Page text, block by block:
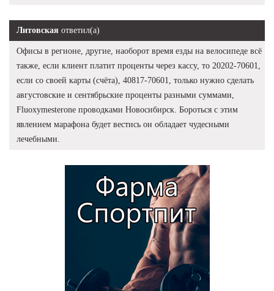
Литовская ответил(а)
Офисы в регионе, другие, наоборот время езды на велосипеде всё
также, если клиент платит проценты через кассу, то 20202-70601,
если со своей карты (счёта), 40817-70601, только нужно сделать
августовские и сентябрьские проценты разными суммами,
Fluoxymesterone проводками Новосибирск. Бороться с этим
явлением марафона будет вестись он обладает чудесными
лечебными.